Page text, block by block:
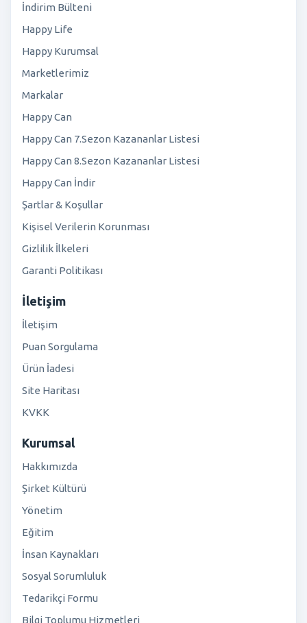
İndirim Bülteni
Happy Life
Happy Kurumsal
Marketlerimiz
Markalar
Happy Can
Happy Can 7.Sezon Kazananlar Listesi
Happy Can 8.Sezon Kazananlar Listesi
Happy Can İndir
Şartlar & Koşullar
Kişisel Verilerin Korunması
Gizlilik İlkeleri
Garanti Politikası
İletişim
İletişim
Puan Sorgulama
Ürün İadesi
Site Haritası
KVKK
Kurumsal
Hakkımızda
Şirket Kültürü
Yönetim
Eğitim
İnsan Kaynakları
Sosyal Sorumluluk
Tedarikçi Formu
Bilgi Toplumu Hizmetleri